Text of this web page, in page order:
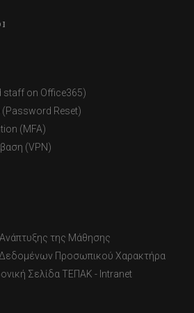
staff on Office365)
Reset)
(MFA)
(VPN)
της Μάθησης
Δεδομένων Προσωπικού Χαρακτήρα
Σελίδα ΤΕΠΑΚ - Intranet